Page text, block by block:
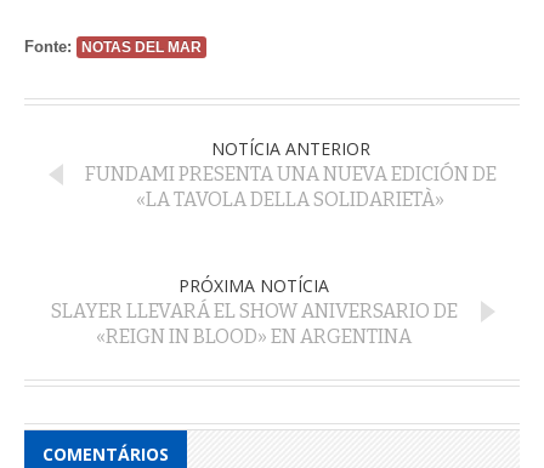
Fonte: NOTAS DEL MAR
NOTÍCIA ANTERIOR
FUNDAMI PRESENTA UNA NUEVA EDICIÓN DE
«LA TAVOLA DELLA SOLIDARIETÀ»
PRÓXIMA NOTÍCIA
SLAYER LLEVARÁ EL SHOW ANIVERSARIO DE
«REIGN IN BLOOD» EN ARGENTINA
COMENTÁRIOS